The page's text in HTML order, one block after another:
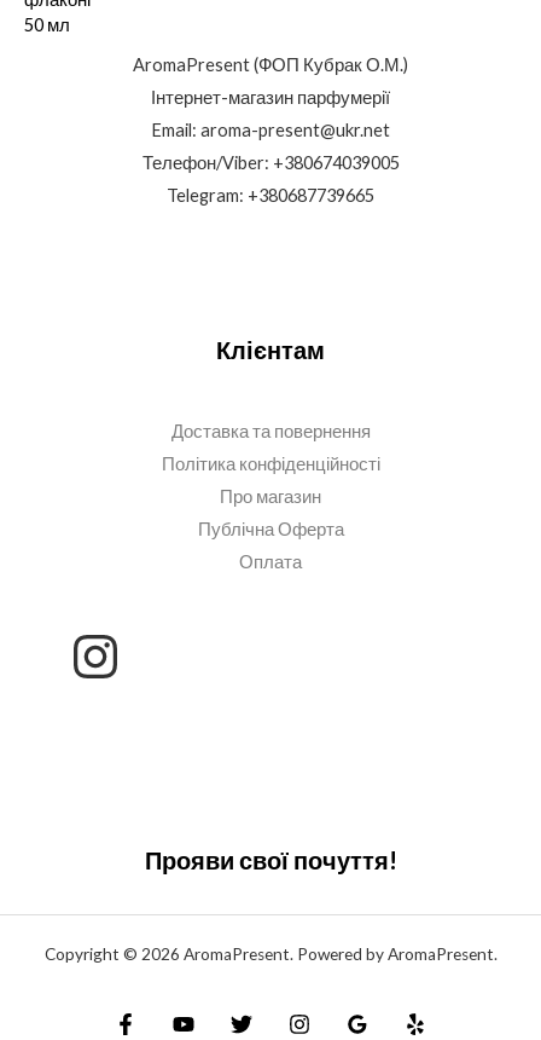
AromaPresent (ФОП Кубрак О.М.)
Інтернет-магазин парфумерії
Email: aroma-present@ukr.net
Телефон/Viber: +380674039005
Telegram: +380687739665
Клієнтам
Доставка та повернення
Політика конфіденційності
Про магазин
Публічна Оферта
Оплата
Прояви свої почуття!
Copyright © 2026 AromaPresent. Powered by AromaPresent.